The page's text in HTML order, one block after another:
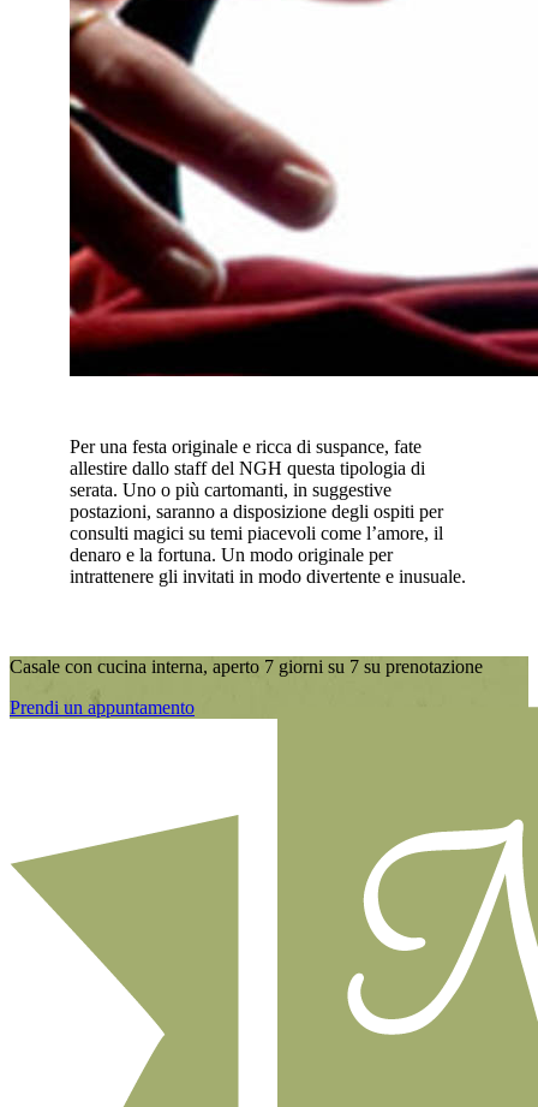
Per una festa originale e ricca di suspance, fate
allestire dallo staff del NGH questa tipologia di
serata. Uno o più cartomanti, in suggestive
postazioni, saranno a disposizione degli ospiti per
consulti magici su temi piacevoli come l’amore, il
denaro e la fortuna. Un modo originale per
intrattenere gli invitati in modo divertente e inusuale.
Casale con cucina interna, aperto 7 giorni su 7 su prenotazione
Prendi un appuntamento